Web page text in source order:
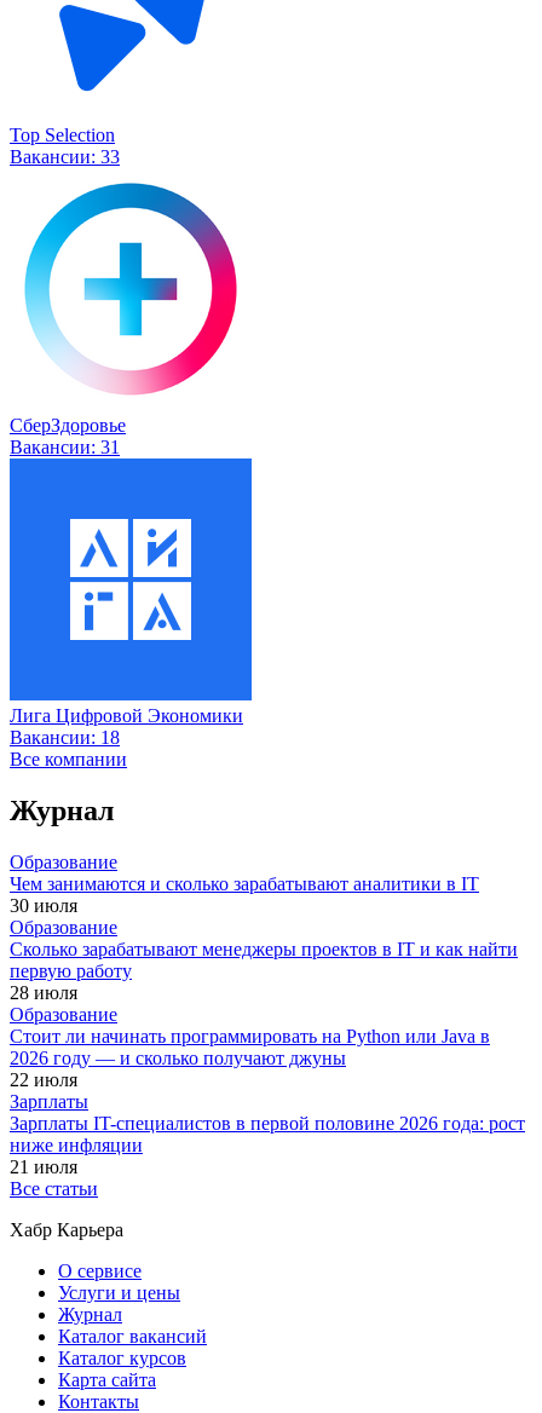
Top Selection
Вакансии: 33
СберЗдоровье
Вакансии: 31
Лига Цифровой Экономики
Вакансии: 18
Все компании
Журнал
Образование
Чем занимаются и сколько зарабатывают аналитики в IT
30 июля
Образование
Сколько зарабатывают менеджеры проектов в IT и как найти
первую работу
28 июля
Образование
Стоит ли начинать программировать на Python или Java в
2026 году — и сколько получают джуны
22 июля
Зарплаты
Зарплаты IT-специалистов в первой половине 2026 года: рост
ниже инфляции
21 июля
Все статьи
Хабр Карьера
О сервисе
Услуги и цены
Журнал
Каталог вакансий
Каталог курсов
Карта сайта
Контакты